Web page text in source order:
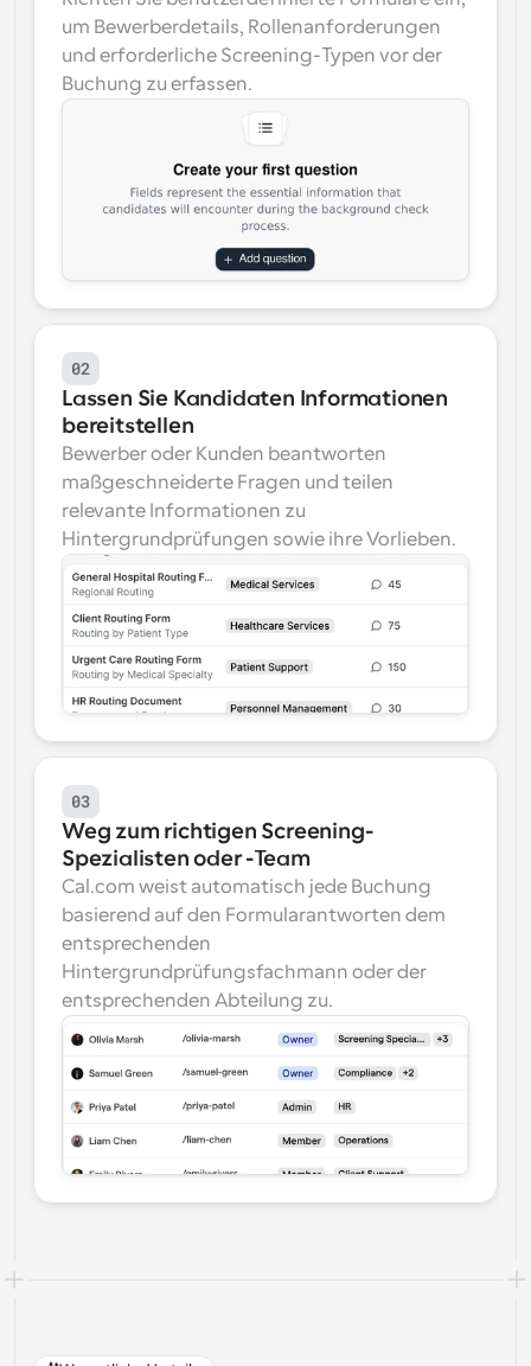
um Bewerberdetails, Rollenanforderungen
und erforderliche Screening-Typen vor der
Buchung zu erfassen.
02
Lassen Sie Kandidaten Informationen
bereitstellen
Bewerber oder Kunden beantworten
maßgeschneiderte Fragen und teilen
relevante Informationen zu
Hintergrundprüfungen sowie ihre Vorlieben.
03
Weg zum richtigen Screening-
Spezialisten oder -Team
Cal.com weist automatisch jede Buchung
basierend auf den Formularantworten dem
entsprechenden
Hintergrundprüfungsfachmann oder der
entsprechenden Abteilung zu.